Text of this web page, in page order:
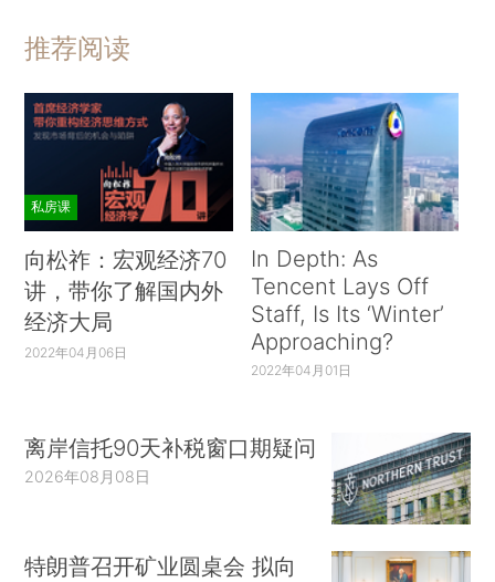
推荐阅读
私房课
向松祚：宏观经济70
讲，带你了解国内外
经济大局
2022年04月06日
In Depth: As
Tencent Lays Off
Staff, Is Its ‘Winter’
Approaching?
2022年04月01日
离岸信托90天补税窗口期疑问
2026年08月08日
特朗普召开矿业圆桌会 拟向